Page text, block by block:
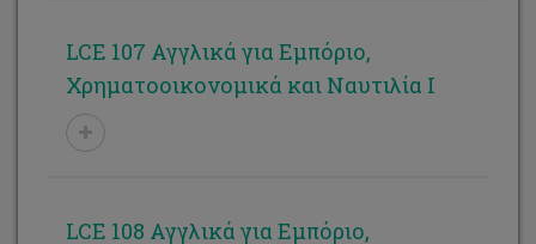
Σκεύη Βασιλείου
Σταυρούλα Χατζηκωνσταντίνου
Σωτηρούλα Στυλιανού
LCE 107 Αγγλικά για Εμπόριο,
Χρηματοοικονομικά και Ναυτιλία Ι
LCE 108 Αγγλικά για Εμπόριο,